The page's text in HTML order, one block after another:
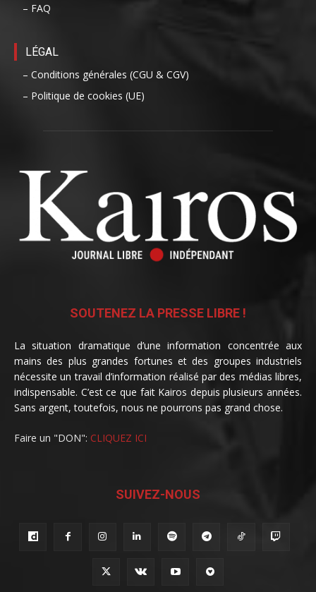
– FAQ
LÉGAL
– Conditions générales (CGU & CGV)
– Politique de cookies (UE)
SOUTENEZ LA PRESSE LIBRE !
La situation dramatique d’une information concentrée aux
mains des plus grandes fortunes et des groupes industriels
nécessite un travail d’information réalisé par des médias libres,
indispensable. C’est ce que fait Kairos depuis plusieurs années.
Sans argent, toutefois, nous ne pourrons pas grand chose.
Faire un "DON": CLIQUEZ ICI
SUIVEZ-NOUS